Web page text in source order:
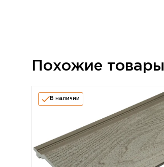
Похожие товары
В наличии